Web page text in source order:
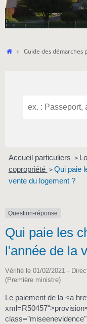
Accueil
Guide des démarches
Accueil particuliers >
copropriété > Qui paie
vente du logement ?
Question-réponse
Qui paie les
l'année de la
Vérifié le 01/02/2021 -
(Première ministre)
Le paiement de la <a